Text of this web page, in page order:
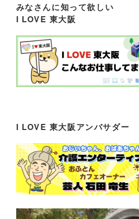
みなさんに知って欲しい
I LOVE 東大阪
I LOVE 東大阪アンバサダー